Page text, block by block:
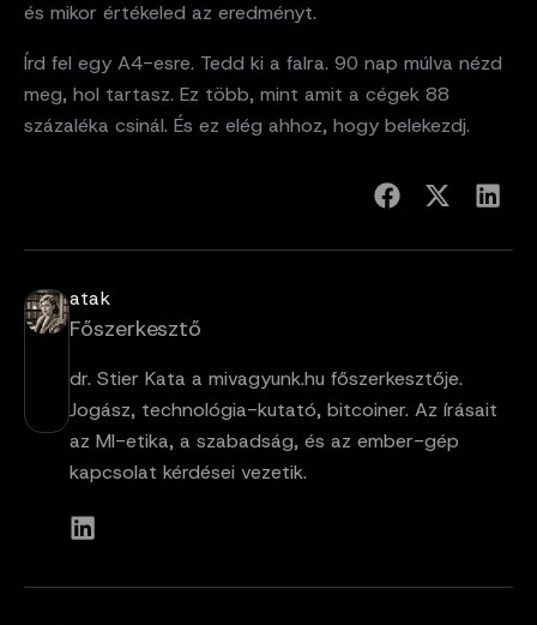
és mikor értékeled az eredményt.
Írd fel egy A4-esre. Tedd ki a falra. 90 nap múlva nézd
meg, hol tartasz. Ez több, mint amit a cégek 88
százaléka csinál. És ez elég ahhoz, hogy belekezdj.
atak
Főszerkesztő
dr. Stier Kata a mivagyunk.hu főszerkesztője.
Jogász, technológia-kutató, bitcoiner. Az írásait
az MI-etika, a szabadság, és az ember-gép
kapcsolat kérdései vezetik.